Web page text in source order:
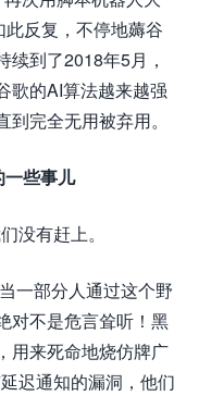
反复，不停地薅谷
到了2018年5月，
歌的AI算法越来越强
完全无用被弃用。
些事儿
没有赶上。
一部分人通过这个野
对不是危言耸听！黑
用来死命地烧仿牌广
迟通知的漏洞，他们